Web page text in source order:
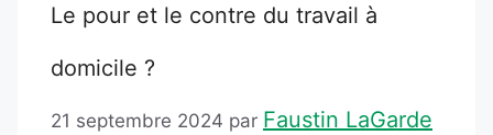
Le pour et le contre du travail à
domicile ?
21 septembre 2024 par Faustin LaGarde